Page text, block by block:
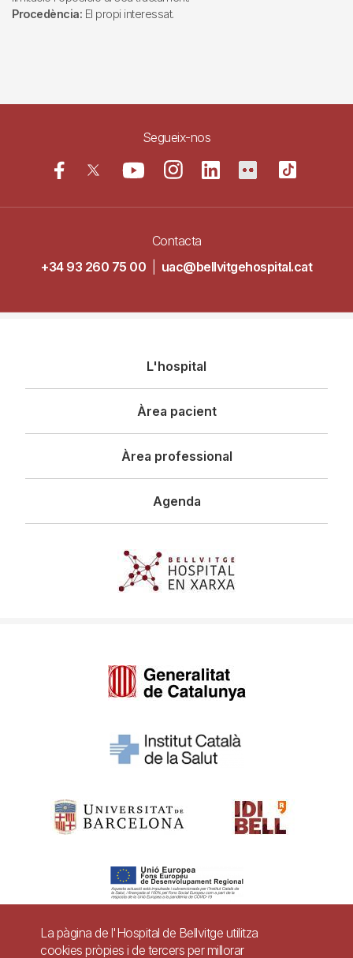
Procedència: El propi interessat.
Segueix-nos
Contacta
+34 93 260 75 00
uac@bellvitgehospital.cat
principal
L'hospital
Àrea pacient
Àrea professional
Agenda
La pàgina de l'Hospital de Bellvitge utilitza
cookies pròpies i de tercers per millorar